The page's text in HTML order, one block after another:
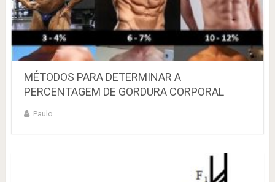
MÉTODOS PARA DETERMINAR A
PERCENTAGEM DE GORDURA CORPORAL
Paulo